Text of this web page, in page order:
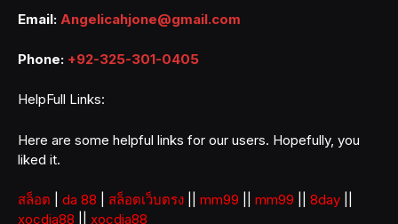
Email: Angelicahjone@gmail.com
Phone: +92-325-301-0405
HelpFull Links:
Here are some helpful links for our users. Hopefully, you
liked it.
สล็อต da 88 สล็อตเว็บตรง mm99 mm99 8day
xocdia88
xocdia88